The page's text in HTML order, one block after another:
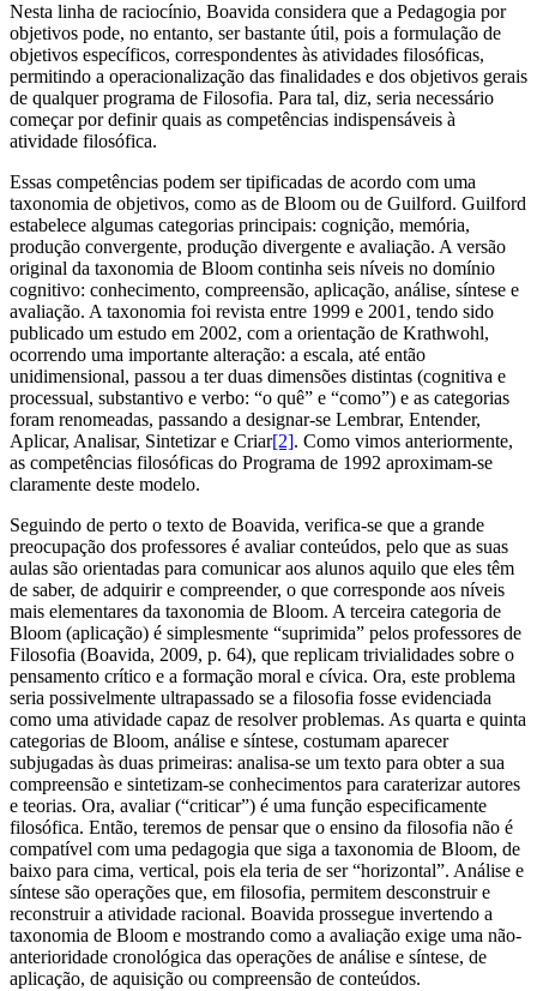
Nesta linha de raciocínio, Boavida considera que a Pedagogia por
objetivos pode, no entanto, ser bastante útil, pois a formulação de
objetivos específicos, correspondentes às atividades filosóficas,
permitindo a operacionalização das finalidades e dos objetivos gerais
de qualquer programa de Filosofia. Para tal, diz, seria necessário
começar por definir quais as competências indispensáveis à
atividade filosófica.
Essas competências podem ser tipificadas de acordo com uma
taxonomia de objetivos, como as de Bloom ou de Guilford. Guilford
estabelece algumas categorias principais: cognição, memória,
produção convergente, produção divergente e avaliação. A versão
original da taxonomia de Bloom continha seis níveis no domínio
cognitivo: conhecimento, compreensão, aplicação, análise, síntese e
avaliação. A taxonomia foi revista entre 1999 e 2001, tendo sido
publicado um estudo em 2002, com a orientação de Krathwohl,
ocorrendo uma importante alteração: a escala, até então
unidimensional, passou a ter duas dimensões distintas (cognitiva e
processual, substantivo e verbo: “o quê” e “como”) e as categorias
foram renomeadas, passando a designar-se Lembrar, Entender,
Aplicar, Analisar, Sintetizar e Criar[2]. Como vimos anteriormente,
as competências filosóficas do Programa de 1992 aproximam-se
claramente deste modelo.
Seguindo de perto o texto de Boavida, verifica-se que a grande
preocupação dos professores é avaliar conteúdos, pelo que as suas
aulas são orientadas para comunicar aos alunos aquilo que eles têm
de saber, de adquirir e compreender, o que corresponde aos níveis
mais elementares da taxonomia de Bloom. A terceira categoria de
Bloom (aplicação) é simplesmente “suprimida” pelos professores de
Filosofia (Boavida, 2009, p. 64), que replicam trivialidades sobre o
pensamento crítico e a formação moral e cívica. Ora, este problema
seria possivelmente ultrapassado se a filosofia fosse evidenciada
como uma atividade capaz de resolver problemas. As quarta e quinta
categorias de Bloom, análise e síntese, costumam aparecer
subjugadas às duas primeiras: analisa-se um texto para obter a sua
compreensão e sintetizam-se conhecimentos para caraterizar autores
e teorias. Ora, avaliar (“criticar”) é uma função especificamente
filosófica. Então, teremos de pensar que o ensino da filosofia não é
compatível com uma pedagogia que siga a taxonomia de Bloom, de
baixo para cima, vertical, pois ela teria de ser “horizontal”. Análise e
síntese são operações que, em filosofia, permitem desconstruir e
reconstruir a atividade racional. Boavida prossegue invertendo a
taxonomia de Bloom e mostrando como a avaliação exige uma não-
anterioridade cronológica das operações de análise e síntese, de
aplicação, de aquisição ou compreensão de conteúdos.